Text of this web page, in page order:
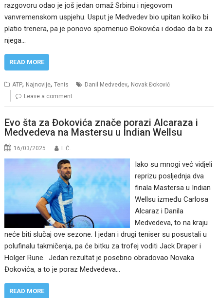
razgovoru odao je još jedan omaž Srbinu i njegovom
vanvremenskom uspjehu. Usput je Medvedev bio upitan koliko bi
platio trenera, pa je ponovo spomenuo Đokovića i dodao da bi za
njega…
READ MORE
ATP, Najnovije,Tenis Danil Medvedev, Novak Đoković
Leave a comment
Evo šta za Đokovića znače porazi Alcaraza i
Medvedeva na Mastersu u Indian Wellsu
16/03/2025 I. Ć.
Iako su mnogi već vidjeli
reprizu posljednja dva
finala Mastersa u Indian
Wellsu između Carlosa
Alcaraz i Danila
Medvedeva, to na kraju
neće biti slučaj ove sezone. I jedan i drugi teniser su posustali u
polufinalu takmičenja, pa će bitku za trofej voditi Jack Draper i
Holger Rune. Jedan rezultat je posebno obradovao Novaka
Đokovića, a to je poraz Medvedeva…
READ MORE